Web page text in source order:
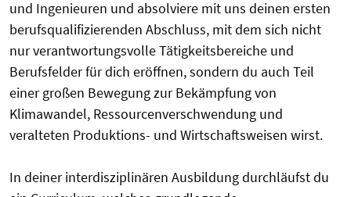
und Ingenieuren und absolviere mit uns deinen ersten
berufsqualifizierenden Abschluss, mit dem sich nicht
nur verantwortungsvolle Tätigkeitsbereiche und
Berufsfelder für dich eröffnen, sondern du auch Teil
einer großen Bewegung zur Bekämpfung von
Klimawandel, Ressourcenverschwendung und
veralteten Produktions- und Wirtschaftsweisen wirst.
In deiner interdisziplinären Ausbildung durchläufst du